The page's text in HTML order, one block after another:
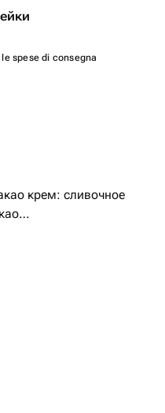
spese di consegna
крем: сливочное
крем
крем.